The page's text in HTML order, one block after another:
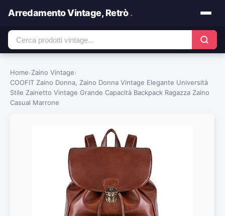
Arredamento Vintage, Retrò.
Home›Zaino Vintage›
COOFIT Zaino Donna, Zaino Donna Vintage Elegante Università
Stile Zainetto Vintage Grande Capacità Backpack Ragazza Zaino
Casual Marrone